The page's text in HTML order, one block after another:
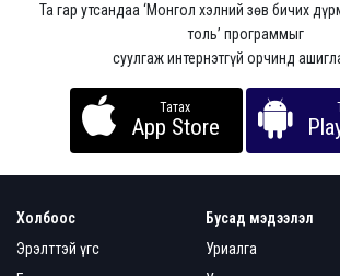
Та гар утсандаа ‘Монгол хэлний зөв бичих
толь’ программыг
суулгаж интернэтгүй орчинд
Татах
App Store
Холбоос
Эрэлттэй үгс
Бусад мэдээлэл
Уриалга